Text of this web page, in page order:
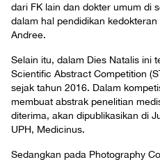
dari FK lain dan dokter umum di
dalam hal pendidikan
Andree.
Selain itu, dalam Dies Natalis ini
Scientific Abstract Competition
sejak tahun 2016. Dalam
membuat abstrak penelitian
diterima, akan dipublikasikan di
UPH, Medicinus.
Sedangkan pada Photography